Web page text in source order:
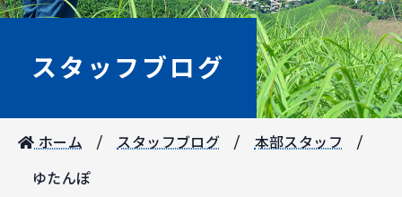
スタッフブログ
ホーム スタッフブログ 本部スタッフ
ゆたんぽ